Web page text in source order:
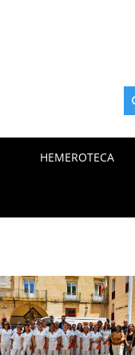
HEMEROTECA